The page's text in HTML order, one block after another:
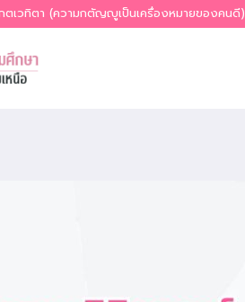
วทิตา (ความกตัญญูเป็นเครื่องหมายของคนดี)